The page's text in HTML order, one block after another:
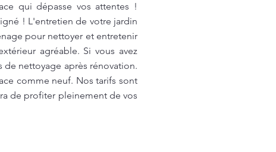
qui dépasse vos attentes !
! L'entretien de votre jardin
pour nettoyer et entretenir
agréable. Si vous avez
de nettoyage après rénovation.
comme neuf. Nos tarifs sont
de profiter pleinement de vos